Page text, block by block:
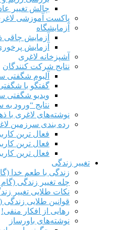
چالش تغییر
پاکست آموزشی
آزمایشگاه
آزمایش چاقی
آزمایش
آشپزخانه لاغری
نتایج شرکت کنندگان
آلبوم شگفتی
گفتگو با
ویدیو شگفتی
نتایج “ورود
نوشته‌های لاغری با
رده بندی سرزمین
فعال ترین
فعال ترین
فعال ترین
تغییر زندگی
زندگی با طعم خدا
چله تغییر زندگی
نکات طلایی تغییر
قوانین طلایی
رهایی از افکار منفی!
نوشته‌های باورساز